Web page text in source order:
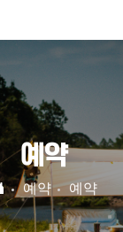
예약
예약 예약